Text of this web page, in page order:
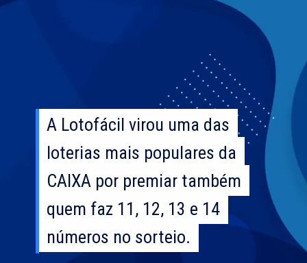
A Lotofácil virou uma das
loterias mais populares da
CAIXA por premiar também
quem faz 11, 12, 13 e 14
números no sorteio.
A Lotofácil virou uma das
loterias mais populares da
CAIXA por premiar também
quem faz 11, 12, 13 e 14
números no sorteio.